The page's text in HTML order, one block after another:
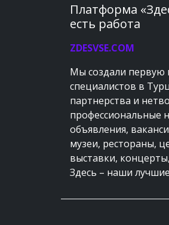
Платформа
есть работа
ZDESVSE.COM
Мы создали первую
специалистов в
партнерства и
профессиональные
объявления,
музеи, рестораны,
выставки,
Здесь – наши